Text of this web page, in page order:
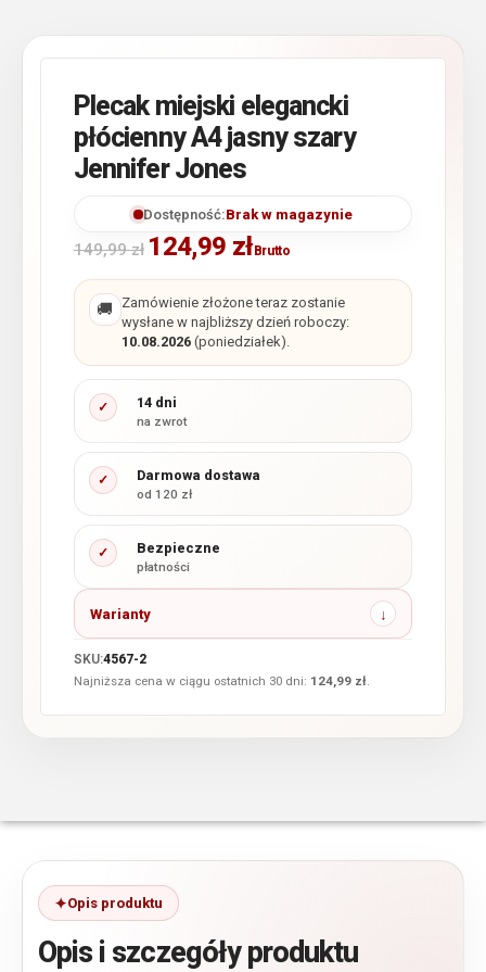
Plecak miejski elegancki
płócienny A4 jasny szary
Jennifer Jones
Dostępność:Brak w magazynie
149,99zł 124,99 złBrutto
🚚 Zamówienie złożone teraz zostanie
wysłane w najbliższy dzień roboczy:
10.08.2026(poniedziałek).
✓ 14 dni
na zwrot
✓ Darmowa dostawa
od 120 zł
✓ Bezpieczne
płatności
Warianty
SKU:4567-2
Najniższa cena w ciągu ostatnich 30 dni: 124,99 zł.
Opis produktu
Opis i szczegóły produktu